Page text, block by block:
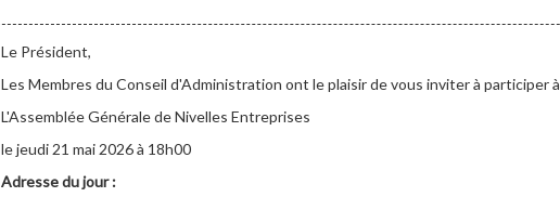
Le Président,
Les Membres du Conseil d'Administration ont le plaisir de vous inviter à participer à
L'Assemblée Générale de Nivelles Entreprises
le jeudi 21 mai 2026 à 18h00
Adresse du jour :